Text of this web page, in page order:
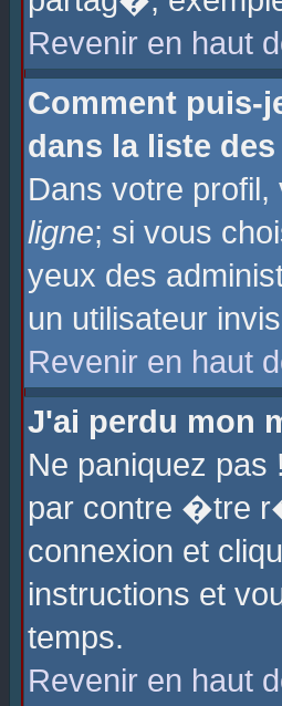
Revenir en haut
Comment puis-
dans la liste
Dans votre
ligne; si vous
yeux des
un utilisateur
Revenir en haut
J'ai perdu mon
Ne paniquez
par contre �tre
connexion et
instructions et
temps.
Revenir en haut